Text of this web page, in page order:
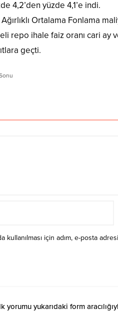
4,2’den yüzde 4,1’e indi.
Ortalama Fonlama
repo ihale faiz oranı cari ay
geçti.
kullanılması için adım, e-posta
yorumu yukarıdaki form